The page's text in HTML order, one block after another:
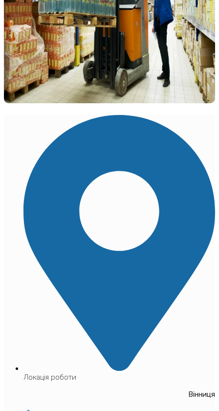
Локація роботи
Вінниця